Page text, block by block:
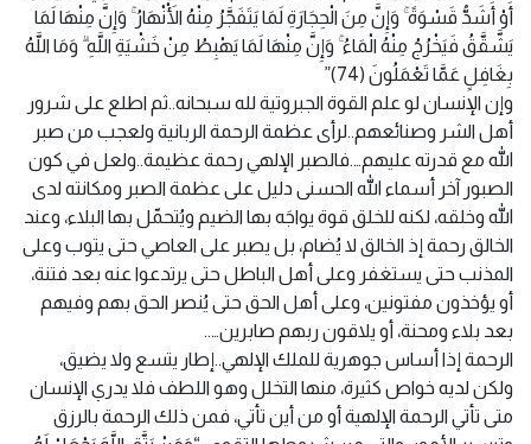
أَوْ أَشَدُّ قَسْوَةً ۚ وَإِنَّ مِنَ الْحِجَارَةِ لَمَا يَتَفَجَّرُ مِنْهُ الْأَنْهَارُ ۚ وَإِنَّ مِنْهَا لَمَا
يَشَّقَّقُ فَيَخْرُجُ مِنْهُ الْمَاءُ ۚ وَإِنَّ مِنْهَا لَمَا يَهْبِطُ مِنْ خَشْيَةِ اللَّهِ ۗ وَمَا اللَّهُ
بِغَافِلٍ عَمَّا تَعْمَلُونَ (74)”
وإن الإنسان لو علم القوة الجبروتية لله سبحانه..ثم اطلع على شرور
أهل الشر وصنائعهم..لرأى عظمة الرحمة الربانية ولعجب من صبر
الله مع قدرته عليهم….فالصبر الإلهي رحمة عظيمة..ولعل في كون
الصبور آخر أسماء الله الحسنى دليل على عظمة الصبر ومكانته لدى
الله وخلقه، لكنه للخلق قوة يواجَه بها الضيم ويُتحمّل بها البلاء، وعند
الخالق رحمة إذ الخالق لا يُضام، بل يصبر على العاصي حتى يتوب وعلى
المذنب حتى يستغفر وعلى أهل الباطل حتى يرتدعوا عنه بعد فتنة،
أو يؤخذون مفتونين، وعلى أهل الحق حتى يُنصر الحق بهم وفيهم
بعد بلاء ومحنة، أو يلاقون ربهم صابرين…..
الرحمة إذا أساس جوهرية للملك الإلهي..إطار يتسع ولا يضيق،
ولكن لديه خواص كثيرة، منها التخلل وهو اللطف فلا يدري الإنسان
متى تأتي الرحمة الإلهية أو من أين تأتي، فمن ذلك الرحمة بالرزق